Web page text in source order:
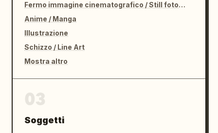
Fermo immagine cinematografico / Still fotografico
Anime / Manga
Illustrazione
Schizzo / Line Art
Mostra altro
Soggetti